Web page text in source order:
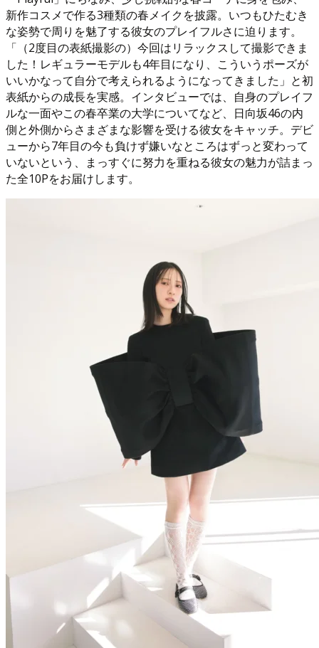
新作コスメで作る3種類の春メイクを披露。いつもひたむき
な姿勢で周りを魅了する彼女のプレイフルさに迫ります。
「（2度目の表紙撮影の）今回はリラックスして撮影できま
した！レギュラーモデルも4年目になり、こういうポーズが
いいかなって自分で考えられるようになってきました」と初
表紙からの成長を実感。インタビューでは、自身のプレイフ
ルな一面やこの春卒業の大学についてなど、日向坂46の内
側と外側からさまざまな影響を受ける彼女をキャッチ。デビ
ューから7年目の今も負けず嫌いなところはずっと変わって
いないという、まっすぐに努力を重ねる彼女の魅力が詰まっ
た全10Pをお届けします。